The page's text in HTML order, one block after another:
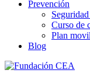
Prevención
Curso de
Plan
Blog